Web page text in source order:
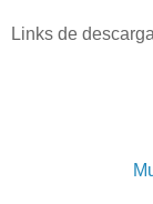
Links de